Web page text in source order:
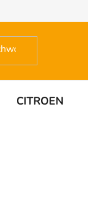
CITROEN